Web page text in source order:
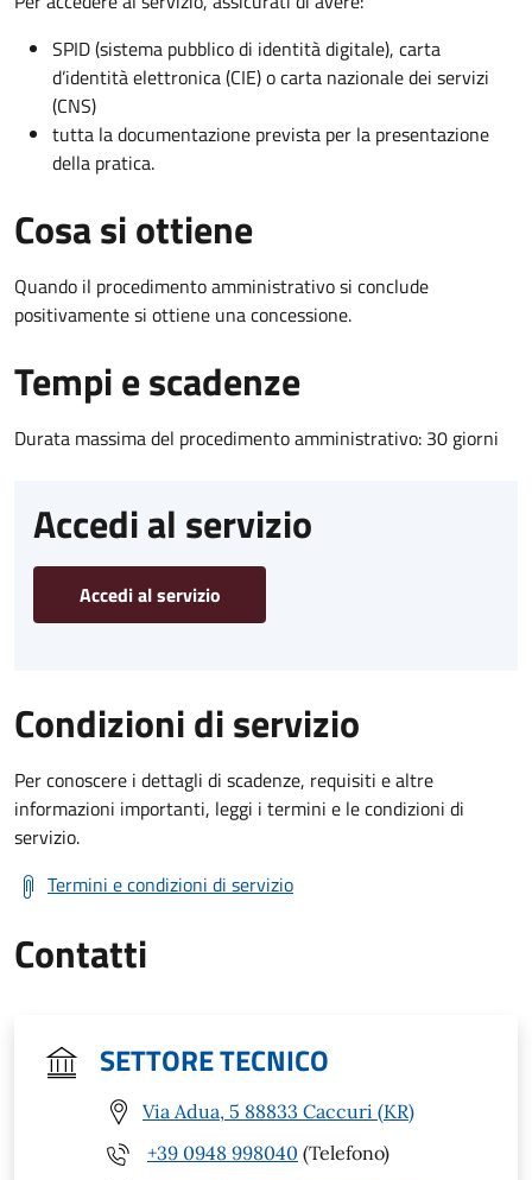
SPID (sistema pubblico di identità digitale), carta
d’identità elettronica (CIE) o carta nazionale dei servizi
(CNS)
tutta la documentazione prevista per la presentazione
della pratica.
Cosa si ottiene
Quando il procedimento amministrativo si conclude
positivamente si ottiene una concessione.
Tempi e scadenze
Durata massima del procedimento amministrativo: 30 giorni
Accedi al servizio
Accedi al servizio
Condizioni di servizio
Per conoscere i dettagli di scadenze, requisiti e altre
informazioni importanti, leggi i termini e le condizioni di
servizio.
Termini e condizioni di servizio
Contatti
SETTORE TECNICO
Via Adua, 5 88833 Caccuri (KR)
+39 0948 998040 (Telefono)